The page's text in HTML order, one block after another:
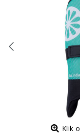
Klik